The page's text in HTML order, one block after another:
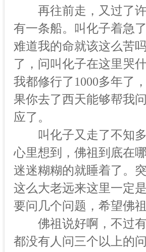
再往前走，又过了许
有一条船。叫化子着急
难道我的命就该这么苦
了，问叫化子在这里哭
我都修行了1000多年了
果你去了西天能够帮我
应了。
叫化子又走了不知多
心里想到，佛祖到底在
迷迷糊糊的就睡着了。
这么大老远来这里一定
要问几个问题，希望佛
佛祖说好啊，不过有
都没有人问三个以上的